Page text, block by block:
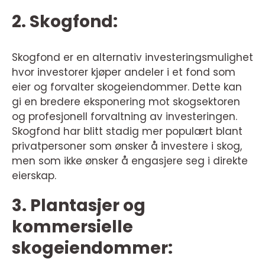
2. Skogfond:
Skogfond er en alternativ investeringsmulighet
hvor investorer kjøper andeler i et fond som
eier og forvalter skogeiendommer. Dette kan
gi en bredere eksponering mot skogsektoren
og profesjonell forvaltning av investeringen.
Skogfond har blitt stadig mer populært blant
privatpersoner som ønsker å investere i skog,
men som ikke ønsker å engasjere seg i direkte
eierskap.
3. Plantasjer og
kommersielle
skogeiendommer: